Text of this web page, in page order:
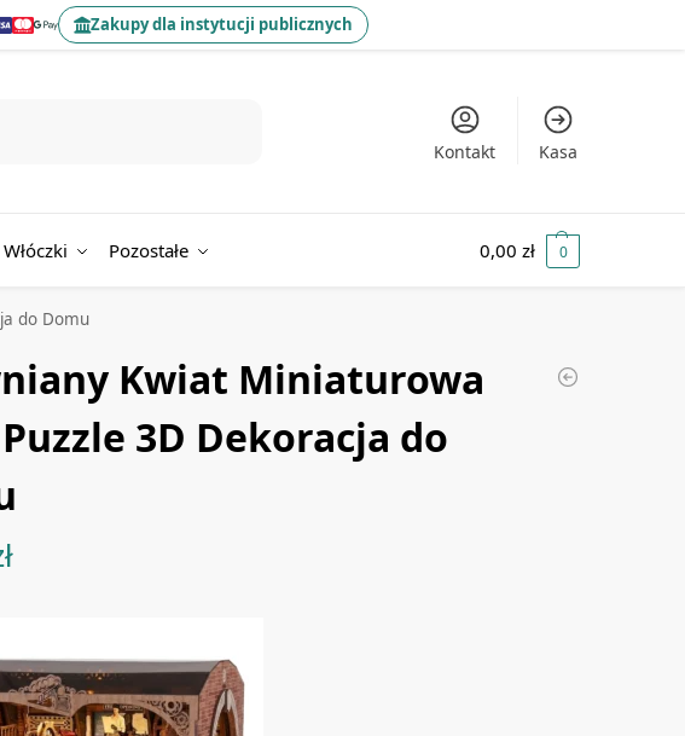
Zakupy dla instytucji publicznych
Kontakt Kasa
Włóczki Pozostałe 0,00 zł 0
do Domu
Kwiat Miniaturowa
3D Dekoracja do